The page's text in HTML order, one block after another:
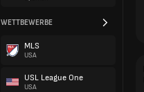
WETTBEWERBE
MLS
USA
USL League One
USA